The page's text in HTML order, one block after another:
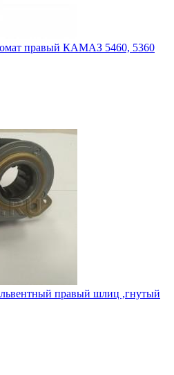
правый КАМАЗ 5460, 5360
правый шлиц ,гнутый